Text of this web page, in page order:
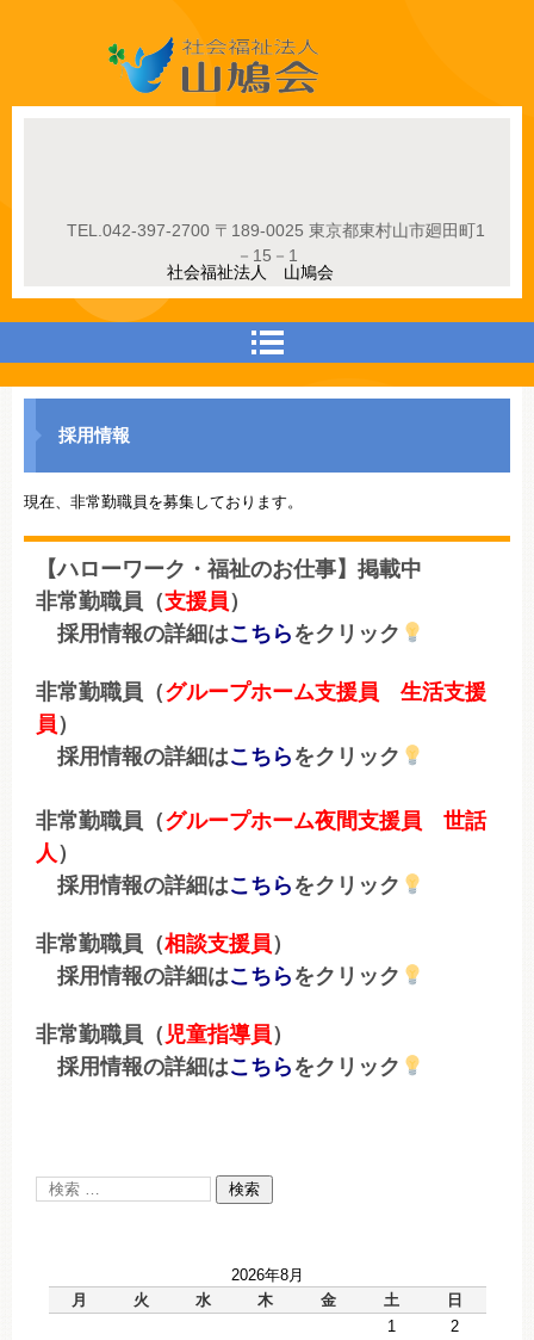
社会福祉法人山鳩会
社会福祉法人 山鳩会
TEL. 042-397-2700 〒189-0025 東京都東村山市廻田町1
－15－1
採用情報
現在、非常勤職員を募集しております。
【ハローワーク・福祉のお仕事】掲載中
非常勤職員（支援員）
採用情報の詳細はこちら をクリック
非常勤職員（グループホーム支援員 生活支援
員）
採用情報の詳細はこちら をクリック
非常勤職員（グループホーム夜間支援員 世話
人）
採用情報の詳細はこちら をクリック
非常勤職員（相談支援員）
採用情報の詳細はこちら をクリック
非常勤職員（ 児童指導員）
採用情報の詳細はこちら をクリック
2026年8月
月
火 水 木 金 土 日
1
2